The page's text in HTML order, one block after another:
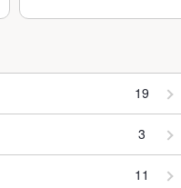
19
3
11